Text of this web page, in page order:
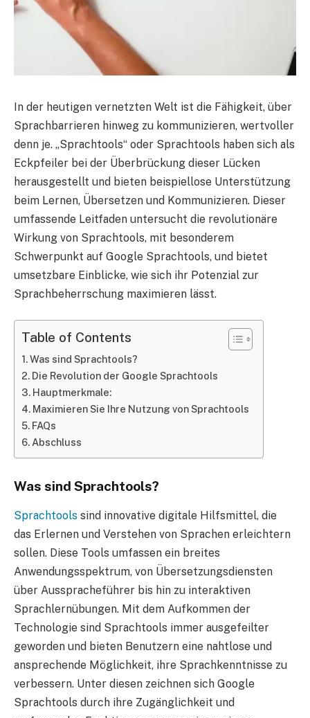
In der heutigen vernetzten Welt ist die Fähigkeit, über
Sprachbarrieren hinweg zu kommunizieren, wertvoller
denn je. „Sprachtools“ oder Sprachtools haben sich als
Eckpfeiler bei der Überbrückung dieser Lücken
herausgestellt und bieten beispiellose Unterstützung
beim Lernen, Übersetzen und Kommunizieren. Dieser
umfassende Leitfaden untersucht die revolutionäre
Wirkung von Sprachtools, mit besonderem
Schwerpunkt auf Google Sprachtools, und bietet
umsetzbare Einblicke, wie sich ihr Potenzial zur
Sprachbeherrschung maximieren lässt.
Table of Contents
Was sind Sprachtools?
Die Revolution der Google Sprachtools
Hauptmerkmale:
Maximieren Sie Ihre Nutzung von Sprachtools
FAQs
Abschluss
Was sind Sprachtools?
Sprachtools sind innovative digitale Hilfsmittel, die
das Erlernen und Verstehen von Sprachen erleichtern
sollen. Diese Tools umfassen ein breites
Anwendungsspektrum, von Übersetzungsdiensten
über Ausspracheführer bis hin zu interaktiven
Sprachlernübungen. Mit dem Aufkommen der
Technologie sind Sprachtools immer ausgefeilter
geworden und bieten Benutzern eine nahtlose und
ansprechende Möglichkeit, ihre Sprachkenntnisse zu
verbessern. Unter diesen zeichnen sich Google
Sprachtools durch ihre Zugänglichkeit und